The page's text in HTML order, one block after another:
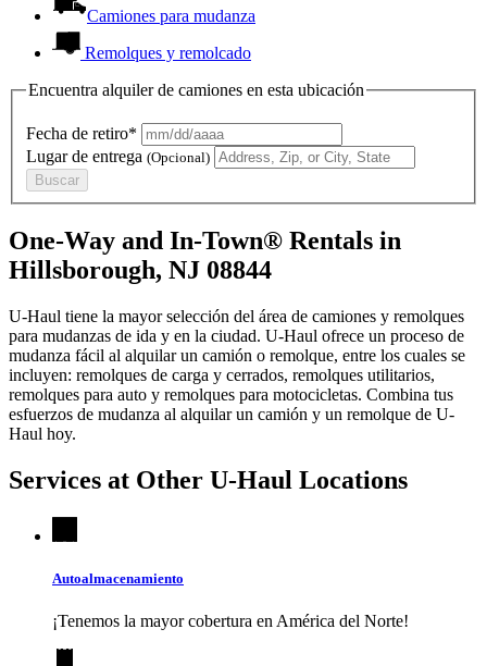
Camiones para mudanza
Remolques y remolcado
Encuentra alquiler de camiones en esta ubicación
Fecha de retiro*
Lugar de entrega (Opcional)
Buscar
One-Way and In-Town® Rentals in
Hillsborough, NJ 08844
U-Haul tiene la mayor selección del área de camiones y remolques
para mudanzas de ida y en la ciudad. U-Haul ofrece un proceso de
mudanza fácil al alquilar un camión o remolque, entre los cuales se
incluyen: remolques de carga y cerrados, remolques utilitarios,
remolques para auto y remolques para motocicletas. Combina tus
esfuerzos de mudanza al alquilar un camión y un remolque de U-
Haul hoy.
Services at Other U-Haul Locations
Autoalmacenamiento
¡Tenemos la mayor cobertura en América del Norte!